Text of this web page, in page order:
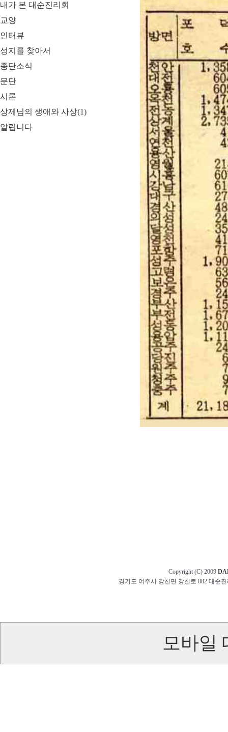
내가 본 대순진리회
교양
인터뷰
성지를 찾아서
종단소식
문단
시론
상제님의 생애와 사상(1)
알립니다
Copyright (C) 2009
경기도 여주시 강천면 강천로 882 대순진
모바일